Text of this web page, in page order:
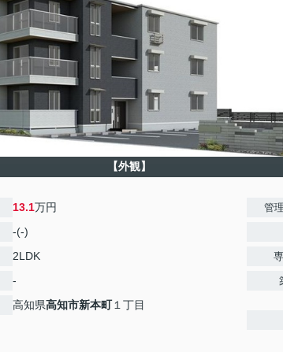
【外観】
13.1万円
-(-)
2LDK
-
高知県高知市新本町１丁目
管